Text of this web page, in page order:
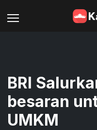
BRI
besaran
UMKM